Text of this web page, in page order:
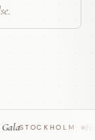
STOCKHOLM ·